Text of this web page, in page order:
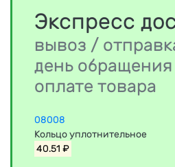
Экспресс
вывоз /
день
оплате товара
08008
Кольцо уплотнительное
40.51 ₽